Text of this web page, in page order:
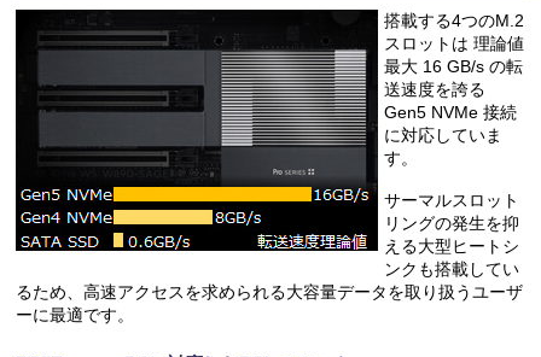
搭載する4つのM.2
スロットは 理論値
最大 16 GB/s の転
送速度を誇る
Gen5 NVMe 接続
に対応していま
す。
サーマルスロット
リングの発生を抑
える大型ヒートシ
ンクも搭載してい
るため、高速アクセスを求められる大容量データを取り扱うユーザ
ーに最適です。